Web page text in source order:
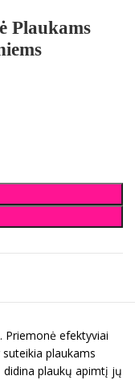
Plaukams
Priemonė efektyviai
plaukams
didina plaukų apimtį jų